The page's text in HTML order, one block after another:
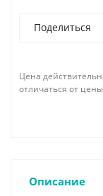
Поделиться
Цена
отличаться от
Описание